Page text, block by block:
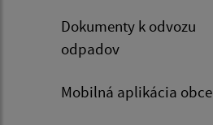
Dokumenty k odvozu
odpadov
Mobilná aplikácia obce